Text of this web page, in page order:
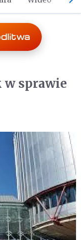
w sprawie